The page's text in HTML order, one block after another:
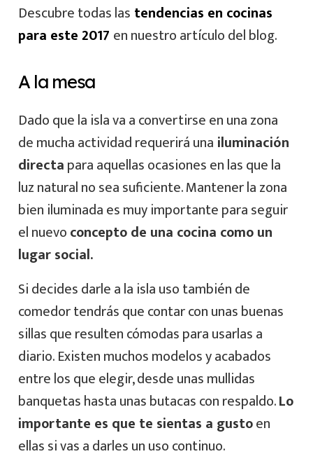
Descubre todas las tendencias en cocinas
para este 2017 en nuestro artículo del blog.
A la mesa
Dado que la isla va a convertirse en una zona
de mucha actividad requerirá una iluminación
directapara aquellas ocasiones en las que la
luz natural no sea suficiente. Mantener la zona
bien iluminada es muy importante para seguir
el nuevoconcepto de una cocina como un
lugar social.
Si decides darle a la isla uso también de
comedor tendrás que contar con unas buenas
sillas que resulten cómodas para usarlas a
diario. Existen muchos modelos y acabados
entre los que elegir, desde unas mullidas
banquetas hasta unas butacas con respaldo.Lo
importante es que te sientas a gustoen
ellas si vas a darles un uso continuo.